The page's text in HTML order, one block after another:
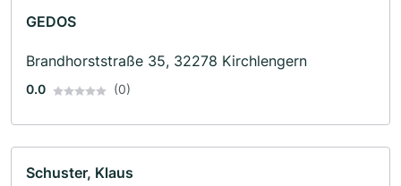
GEDOS
Brandhorststraße 35, 32278 Kirchlengern
0.0 (0)
Schuster, Klaus